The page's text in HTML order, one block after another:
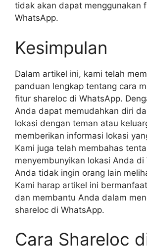
tidak akan dapat menggunakan
WhatsApp.
Kesimpulan
Dalam artikel ini, kami telah
panduan lengkap tentang cara
fitur shareloc di WhatsApp.
Anda dapat memudahkan diri
lokasi dengan teman atau
memberikan informasi lokasi
Kami juga telah membahas
menyembunyikan lokasi Anda di
Anda tidak ingin orang lain
Kami harap artikel ini
dan membantu Anda dalam
shareloc di WhatsApp.
Cara Shareloc